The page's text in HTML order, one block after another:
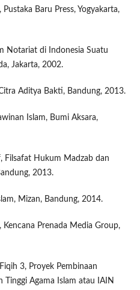
Baru Press, Yogyakarta,
Notariat di Indonesia Suatu
Jakarta, 2002.
Aditya Bakti, Bandung, 2013.
Islam, Bumi Aksara,
Filsafat Hukum Madzab dan
2013.
Mizan, Bandung, 2014.
Prenada Media Group,
3, Proyek Pembinaan
Tinggi Agama Islam atau IAIN